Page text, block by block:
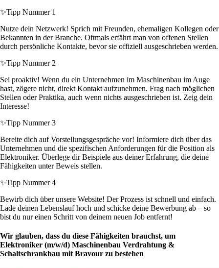
✨Tipp Nummer 1
Nutze dein Netzwerk! Sprich mit Freunden, ehemaligen Kollegen oder
Bekannten in der Branche. Oftmals erfährt man von offenen Stellen
durch persönliche Kontakte, bevor sie offiziell ausgeschrieben werden.
✨Tipp Nummer 2
Sei proaktiv! Wenn du ein Unternehmen im Maschinenbau im Auge
hast, zögere nicht, direkt Kontakt aufzunehmen. Frag nach möglichen
Stellen oder Praktika, auch wenn nichts ausgeschrieben ist. Zeig dein
Interesse!
✨Tipp Nummer 3
Bereite dich auf Vorstellungsgespräche vor! Informiere dich über das
Unternehmen und die spezifischen Anforderungen für die Position als
Elektroniker. Überlege dir Beispiele aus deiner Erfahrung, die deine
Fähigkeiten unter Beweis stellen.
✨Tipp Nummer 4
Bewirb dich über unsere Website! Der Prozess ist schnell und einfach.
Lade deinen Lebenslauf hoch und schicke deine Bewerbung ab – so
bist du nur einen Schritt von deinem neuen Job entfernt!
Wir glauben, dass du diese Fähigkeiten brauchst, um
Elektroniker (m/w/d) Maschinenbau Verdrahtung &
Schaltschrankbau mit Bravour zu bestehen